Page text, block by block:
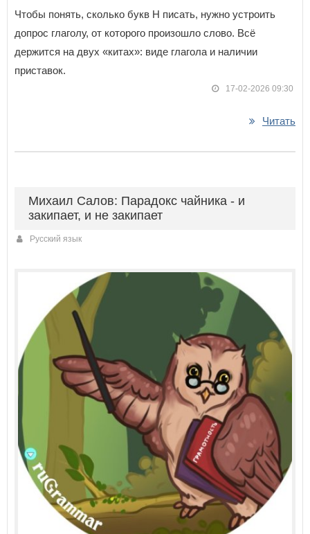
Чтобы понять, сколько букв Н писать, нужно устроить
допрос глаголу, от которого произошло слово. Всё
держится на двух «китах»: виде глагола и наличии
приставок.
17-02-2026 09:30
Читать
Михаил Салов: Парадокс чайника - и
закипает, и не закипает
Русский язык